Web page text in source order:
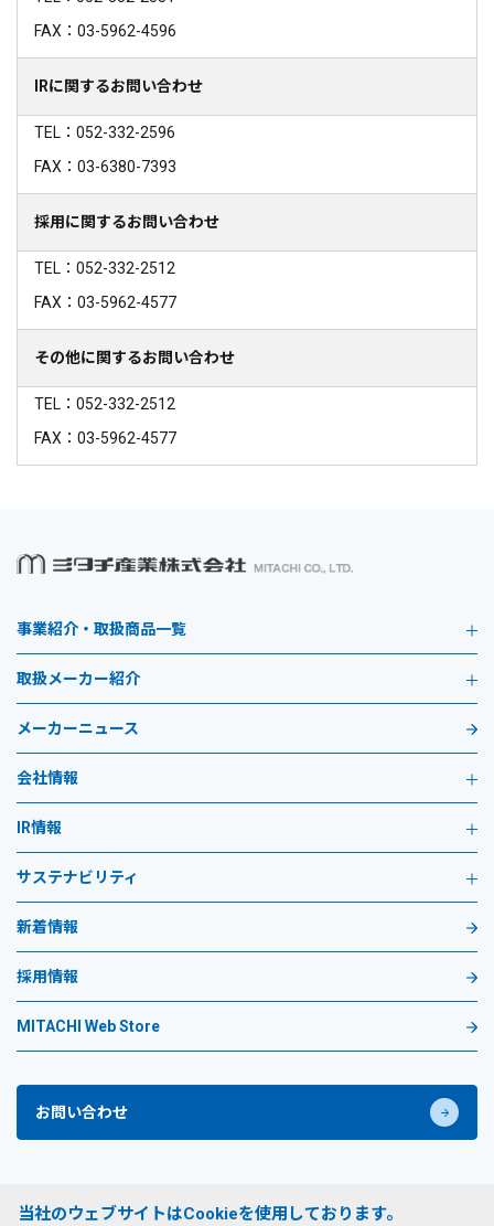
FAX：03-5962-4596
IRに関するお問い合わせ
TEL：052-332-2596
FAX：03-6380-7393
採用に関するお問い合わせ
TEL：052-332-2512
FAX：03-5962-4577
その他に関するお問い合わせ
TEL：052-332-2512
FAX：03-5962-4577
事業紹介・取扱商品一覧
取扱メーカー紹介
メーカーニュース
会社情報
IR情報
サステナビリティ
新着情報
採用情報
MITACHI Web Store
お問い合わせ
当社のウェブサイトはCookieを使用しております。